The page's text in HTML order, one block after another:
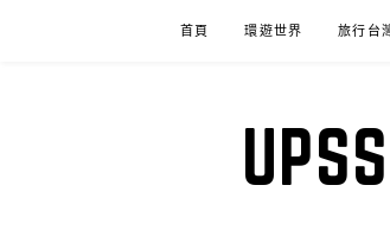
首頁 環遊世界 旅行台